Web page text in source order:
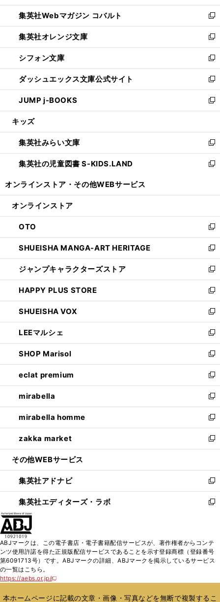
開
く
ウ
で
開
く
ン
ド
ウ
で
開
く
ウ
ィ
ン
ド
ウ
で
開
く
集英社Webマガジン コバルト
新
し
い
ウ
ィ
ン
ド
ウ
で
開
集英社オレンジ文庫
新
し
い
ウ
ィ
ン
ド
ウ
開
く
シフォン文庫
新
し
い
ウ
ィ
ン
ウ
で
開
く
ダッシュエックス文庫公式サイト
新
し
い
ウ
ン
ド
ウ
で
JUMP j-BOOKS
新
し
ウ
ィ
ン
ド
開
キッズ
集英社みらい文庫
新
し
い
ン
ウ
で
開
く
集英社の児童図書 S-KIDS.LAND
新
ウ
ン
ド
ウ
で
開
く
オンラインストア・ その他WEBサービス
オンラインストア
OTO
新
し
い
ウ
ィ
ン
ド
ウ
で
開
く
SHUEISHA MANGA-ART HERITAGE
新
し
い
ウ
ィ
ン
ド
ウ
で
開
く
ジャンプキャラクターズストア
新
し
い
ウ
ィ
ン
ド
ウ
で
開
く
HAPPY PLUS STORE
新
し
い
ウ
ィ
ン
ド
ウ
で
開
く
SHUEISHA VOX
新
し
い
ウ
ィ
ン
ド
ウ
で
開
く
LEEマルシェ
新
し
い
ウ
ィ
ン
ド
ウ
で
開
く
SHOP Marisol
新
し
い
ウ
ィ
ン
ド
ウ
で
開
eclat premium
新
し
い
ウ
ィ
ン
ド
ウ
開
く
mirabella
新
し
い
ウ
ィ
ン
ウ
で
開
く
mirabella homme
新
し
い
ウ
ン
ド
ウ
で
zakka market
新
し
ウ
ィ
ン
ド
く
その他WEBサービス
集英社アドナビ
新
し
い
ド
ウ
で
集英社エディターズ・ラボ
新
ィ
ン
ド
開
ABJマークは、この電子書店・電子書籍配信サービスが、著作権者からコンテ
ンツ使用許諾を得た正規版配信サービスであることを示す登録商標（登録番号
第6091713号）です。ABJマークの詳細、ABJマークを掲示しているサービス
の一覧はこちら。
https://aebs.or.jp/
新
い
本ホームページに記載の文章・画像・写真などを無断で複製するこ